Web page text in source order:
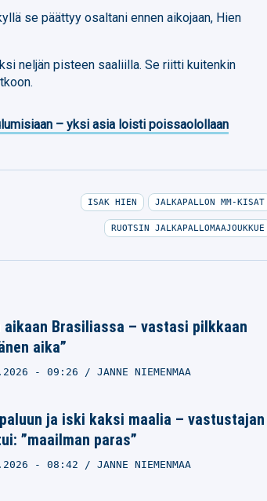
se päättyy osaltani ennen aikojaan, Hien
neljän pisteen saaliilla. Se riitti kuitenkin
– yksi asia loisti poissaolollaan
ISAK HIEN JALKAPALLON MM-KISAT
RUOTSIN JALKAPALLOMAAJOUKKUE
aikaan Brasiliassa – vastasi pilkkaan
aika”
- 09:26 JANNE NIEMENMAA
ja iski kaksi maalia – vastustajan
”maailman paras”
- 08:42 JANNE NIEMENMAA